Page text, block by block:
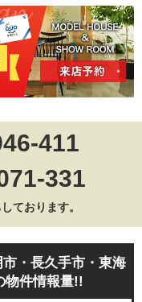
411
331
ております。
・長久手市・東海
物件情報量!!